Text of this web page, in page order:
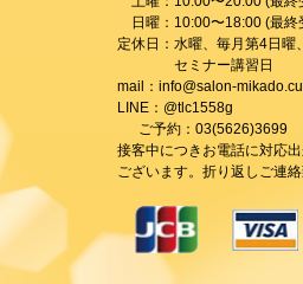
日曜：10:00〜18:00 (最終
定休日：水曜、毎月第4日曜、
セミナー講習日
mail：info@salon-
LINE：@tlc1558g
ご予約：03(5626)3699
接客中につきお電話に対応
ございます。折り返しご連絡